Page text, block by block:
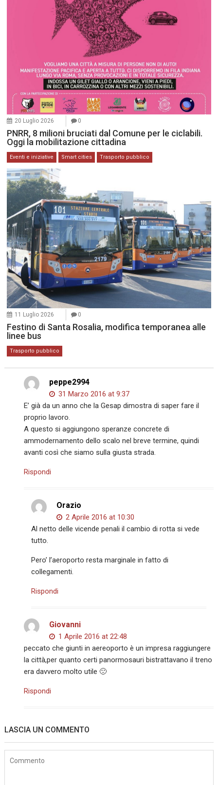
20 Luglio 2026 0
PNRR, 8 milioni bruciati dal Comune per le ciclabili.
Oggi la mobilitazione cittadina
Eventi e iniziative Smart cities Trasporto pubblico
11 Luglio 2026 0
Festino di Santa Rosalia, modifica temporanea alle
linee bus
Trasporto pubblico
peppe2994
31 Marzo 2016 at 9:37
E’ già da un anno che la Gesap dimostra di saper fare il
proprio lavoro.
A questo si aggiungono speranze concrete di
ammodernamento dello scalo nel breve termine, quindi
avanti così che siamo sulla giusta strada.
Rispondi
Orazio
2 Aprile 2016 at 10:30
Al netto delle vicende penali il cambio di rotta si vede
tutto.
Pero’ l’aeroporto resta marginale in fatto di
collegamenti.
Rispondi
Giovanni
1 Aprile 2016 at 22:48
peccato che giunti in aereoporto è un impresa raggiungere
la città,per quanto certi panormosauri bistrattavano il treno
era davvero molto utile 🙁
Rispondi
LASCIA UN COMMENTO